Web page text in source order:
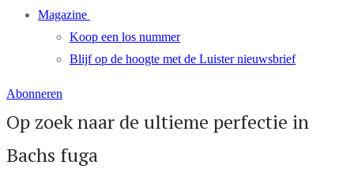
Magazine
Koop een los nummer
Blijf op de hoogte met de Luister nieuwsbrief
Abonneren
Op zoek naar de ultieme perfectie in
Bachs fuga